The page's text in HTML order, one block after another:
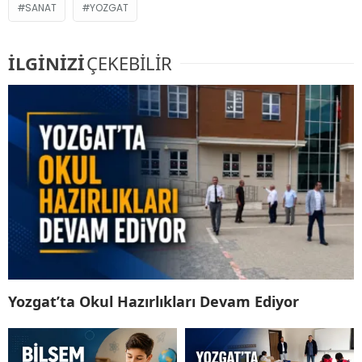
SANAT YOZGAT
İLGİNİZİÇEKEBİLİR
Yozgat’ta Okul Hazırlıkları Devam Ediyor